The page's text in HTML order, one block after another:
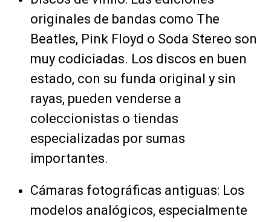
originales de bandas como The
Beatles, Pink Floyd o Soda Stereo son
muy codiciadas. Los discos en buen
estado, con su funda original y sin
rayas, pueden venderse a
coleccionistas o tiendas
especializadas por sumas
importantes.
Cámaras fotográficas antiguas: Los
modelos analógicos, especialmente